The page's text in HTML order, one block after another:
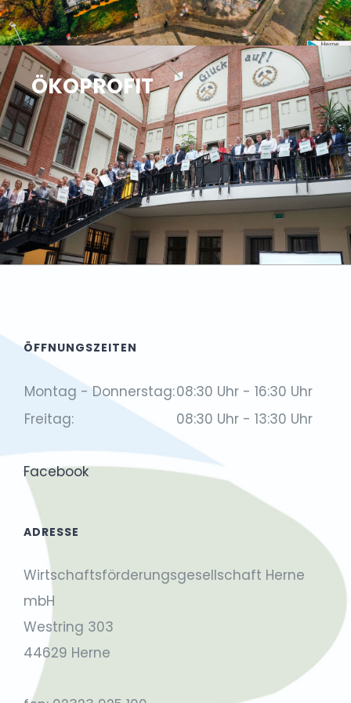
ÖKOPROFIT
ÖFFNUNGSZEITEN
Montag - Donnerstag:08:30 Uhr - 16:30 Uhr
Freitag:
08:30 Uhr - 13:30 Uhr
Facebook
ADRESSE
Wirtschaftsförderungsgesellschaft Herne
mbH
Westring 303
44629 Herne